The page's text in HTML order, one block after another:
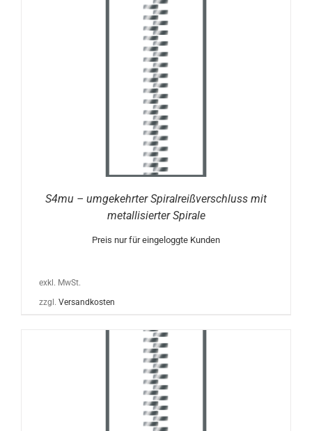
S4mu – umgekehrter Spiralreißverschluss mit
metallisierter Spirale
Preis nur für eingeloggte Kunden
exkl. MwSt.
zzgl. Versandkosten